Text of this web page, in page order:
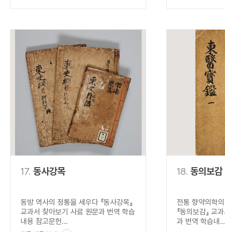
17. 동사강목
동방 역사의 정통을 세우다 『동사강목』
교과서 찾아보기 사료 원문과 번역 학습
내용 참고문헌...
18. 동의보감
전통 향약의학
『동의보감』 교
과 번역 학습내